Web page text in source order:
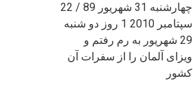
چهارشنبه 31 شهریور 89 / 22
سپتامبر 2010 1 روز دو شنبه
29 شهریور به رم رفتم و
ویزای آلمان را از سفرات آن
کشور